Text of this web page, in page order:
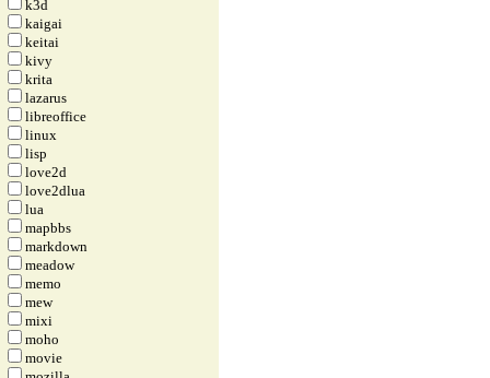
k3d
kaigai
keitai
kivy
krita
lazarus
libreoffice
linux
lisp
love2d
love2dlua
lua
mapbbs
markdown
meadow
memo
mew
mixi
moho
movie